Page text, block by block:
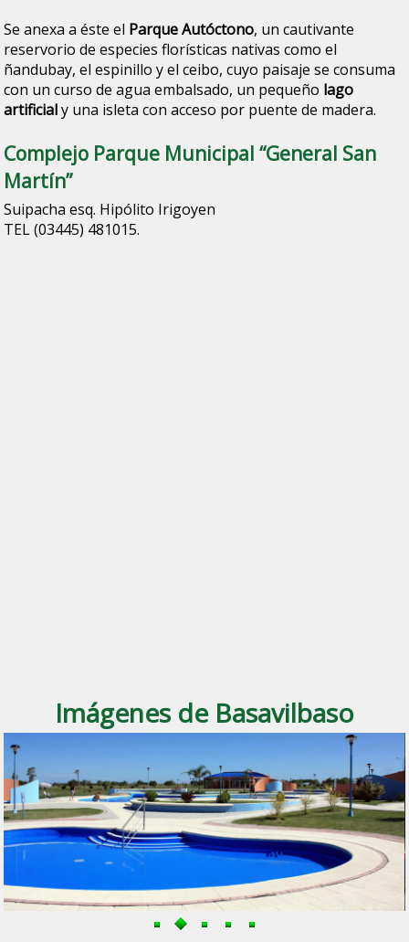
Se anexa a éste el Parque Autóctono, un cautivante
reservorio de especies florísticas nativas como el
ñandubay, el espinillo y el ceibo, cuyo paisaje se consuma
con un curso de agua embalsado, un pequeño lago
artificialy una isleta con acceso por puente de madera.
Complejo Parque Municipal “General San
Martín”
Suipacha esq. Hipólito Irigoyen
TEL (03445) 481015.
Imágenes de Basavilbaso